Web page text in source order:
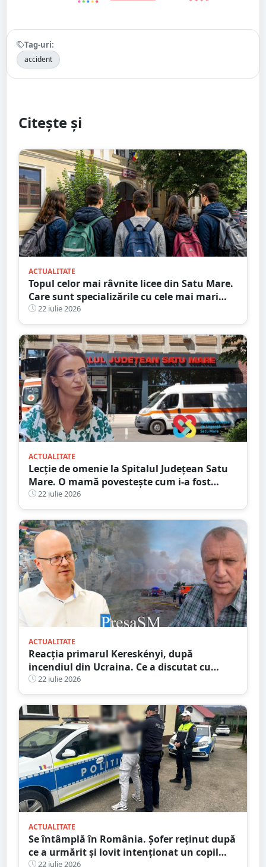
Tag-uri:
accident
Citește și
ACTUALITATE
Topul celor mai râvnite licee din Satu Mare.
Care sunt specializările cu cele mai mari
medii de intrare
22 iulie 2026
ACTUALITATE
Lecție de omenie la Spitalul Județean Satu
Mare. O mamă povestește cum i-a fost
salvată speranța
22 iulie 2026
ACTUALITATE
Reacția primarul Kereskényi, după
incendiul din Ucraina. Ce a discutat cu
omologul din Beregovo
22 iulie 2026
ACTUALITATE
Se întâmplă în România. Șofer reținut după
ce a urmărit și lovit intenționat un copil
22 iulie 2026